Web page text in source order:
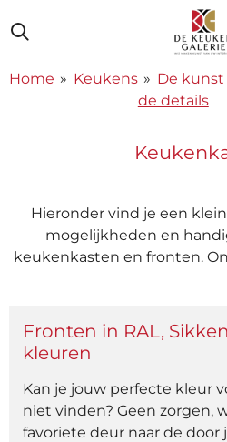
direct
de
Home » Keukens » De kunst
de details
Hieronder vind je een
mogelijkheden en
keukenkasten en fronten.
Fronten in RAL,
kleuren
Kan je jouw perfecte kleur
niet vinden? Geen zorgen,
favoriete deur naar de door